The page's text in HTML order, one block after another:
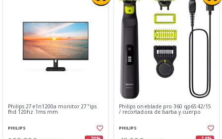
Philips 27e1n1200a monitor 27"ips
fhd 120hz 1ms mm
PHILIPS
Philips oneblade pro 360 qp6542/15
/ recortadora de barba y cuerpo
PHILIPS